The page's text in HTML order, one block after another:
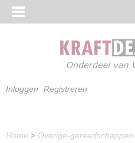
Inloggen Registreren
Home > Overige-gereedschappen